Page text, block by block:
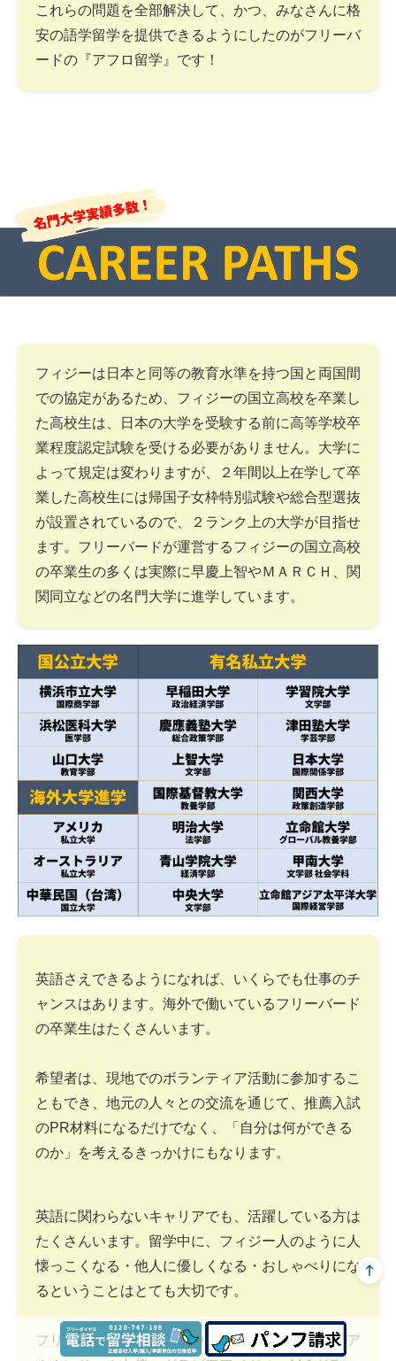
これらの問題を全部解決して、かつ、みなさんに格
安の語学留学を提供できるようにしたのがフリーバ
ードの『アフロ留学』です！
フィジーは日本と同等の教育水準を持つ国と両国間
での協定があるため、フィジーの国立高校を卒業し
た高校生は、日本の大学を受験する前に高等学校卒
業程度認定試験を受ける必要がありません。大学に
よって規定は変わりますが、２年間以上在学して卒
業した高校生には帰国子女枠特別試験や総合型選抜
が設置されているので、２ランク上の大学が目指せ
ます。フリーバードが運営するフィジーの国立高校
の卒業生の多くは実際に早慶上智やＭＡＲＣＨ、関
関同立などの名門大学に進学しています。
英語さえできるようになれば、いくらでも仕事のチ
ャンスはあります。海外で働いているフリーバード
の卒業生はたくさんいます。
希望者は、現地でのボランティア活動に参加するこ
ともでき、地元の人々との交流を通じて、推薦入試
のPR材料になるだけでなく、「自分は何ができる
のか」を考えるきっかけにもなります。
英語に関わらないキャリアでも、活躍している方は
たくさんいます。留学中に、フィジー人のように人
懐っこくなる・他人に優しくなる・おしゃべりにな
るということはとても大切です。
フリーバードの卒業生の中には、テレビ局の女子ア